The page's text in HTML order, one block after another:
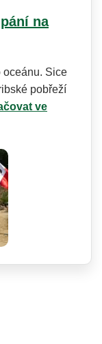
na
oceánu. Sice
pobřeží
ve